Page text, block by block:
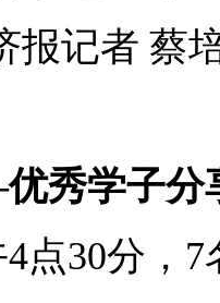
报记者 蔡
秀学子分
点30分，